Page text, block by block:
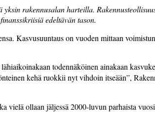
rakennusalan harteilla.
edeltävän tason.
Kasvusuuntaus on vuoden mittaan
todennäköinen ainakaan
kehä ruokkii nyt vihdoin itseään”,
ollaan jäljessä 2000-luvun parhaista